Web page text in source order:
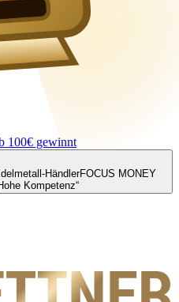
100€ gewinnt
HändlerFOCUS MONEY
Kompetenz“